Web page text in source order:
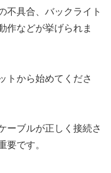
不具合、バックライト
作などが挙げられま
トから始めてくださ
ーブルが正しく接続さ
要です。